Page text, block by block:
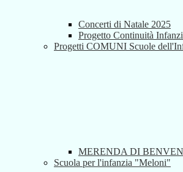
Concerti di Natale 2025
Progetto Continuità
Progetti COMUNI Scuole
MERENDA DI
Scuola per l'infanzia "Meloni"